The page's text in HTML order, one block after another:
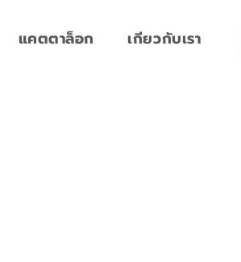
แคตตาล็อก เกียวกับเรา